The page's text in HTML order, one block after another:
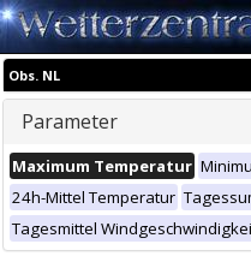
Obs. NL
Parameter
Maximum Temperatur
24h-Mittel Temperatur
Tagesmittel